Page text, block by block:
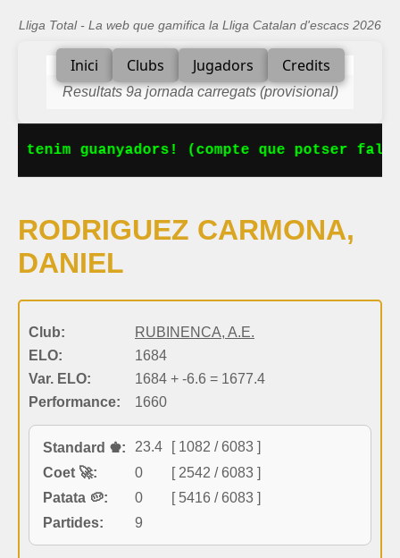
Lliga Total - La web que gamifica la Lliga Catalan d'escacs 2026
Inici Clubs Jugadors Credits
Resultats 9a jornada carregats (provisional)
tenim guanyadors! (compte que potser
RODRIGUEZ CARMONA,
DANIEL
Club:
RUBINENCA, A.E.
ELO:
1684
Var. ELO:
1684 + -6.6 = 1677.4
Performance:
1660
Standard ♚: 23.4
[ 1082 / 6083 ]
Coet 🚀:
0
[ 2542 / 6083 ]
Patata 🥔:
0
[ 5416 / 6083 ]
Partides:
9